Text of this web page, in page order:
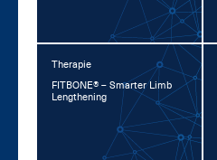
Therapie
FIT­BO­NE® – Smar­ter Limb
Leng­the­ning